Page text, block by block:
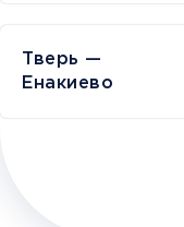
Тверь —
Енакиево